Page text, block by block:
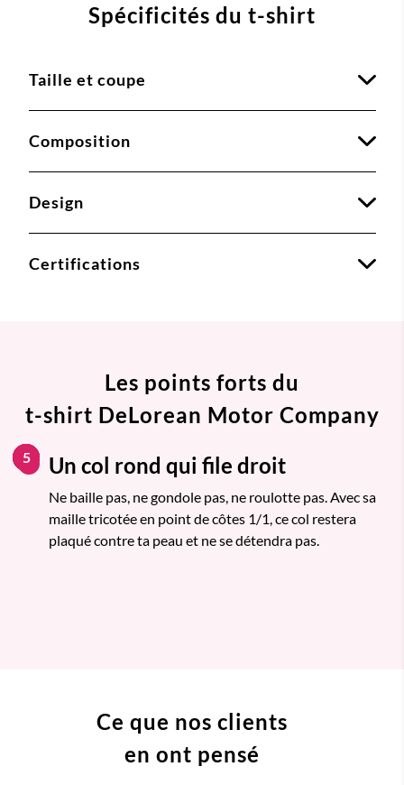
Spécificités du t-shirt
Taille et coupe
Composition
Design
Certifications
Les points forts du
t-shirt DeLorean Motor Company
1 Un col rond qui file droit
Ne baille pas, ne gondole pas, ne roulotte pas. Avec sa
maille tricotée en point de côtes 1/1, ce col restera
plaqué contre ta peau et ne se détendra pas.
1
2
3
4
5
Ce que nos clients
en ont pensé